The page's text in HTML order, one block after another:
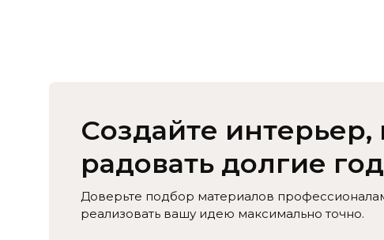
Создайте
радовать долгие
Доверьте подбор материалов
реализовать вашу идею максимально точно.